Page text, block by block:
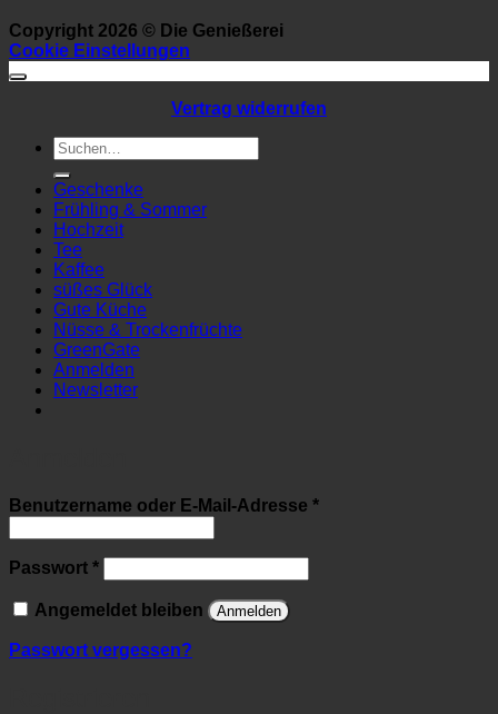
Copyright 2026 © Die Genießerei
Cookie Einstellungen
Vertrag widerrufen
Suchen
nach:
Geschenke
Frühling & Sommer
Hochzeit
Tee
Kaffee
süßes Glück
Gute Küche
Nüsse & Trockenfrüchte
GreenGate
Anmelden
Newsletter
Benutzername oder E-Mail-Adresse *Erforderlich
Passwort *Erforderlich
Angemeldet bleiben Anmelden
Passwort vergessen?